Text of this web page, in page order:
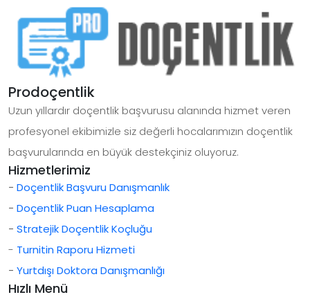
Prodoçentlik
Uzun yıllardır doçentlik başvurusu alanında hizmet veren
profesyonel ekibimizle siz değerli hocalarımızın doçentlik
başvurularında en büyük destekçiniz oluyoruz.
Hizmetlerimiz
- Doçentlik Başvuru Danışmanlık
- Doçentlik Puan Hesaplama
- Stratejik Doçentlik Koçluğu
- Turnitin Raporu Hizmeti
- Yurtdışı Doktora Danışmanlığı
Hızlı Menü